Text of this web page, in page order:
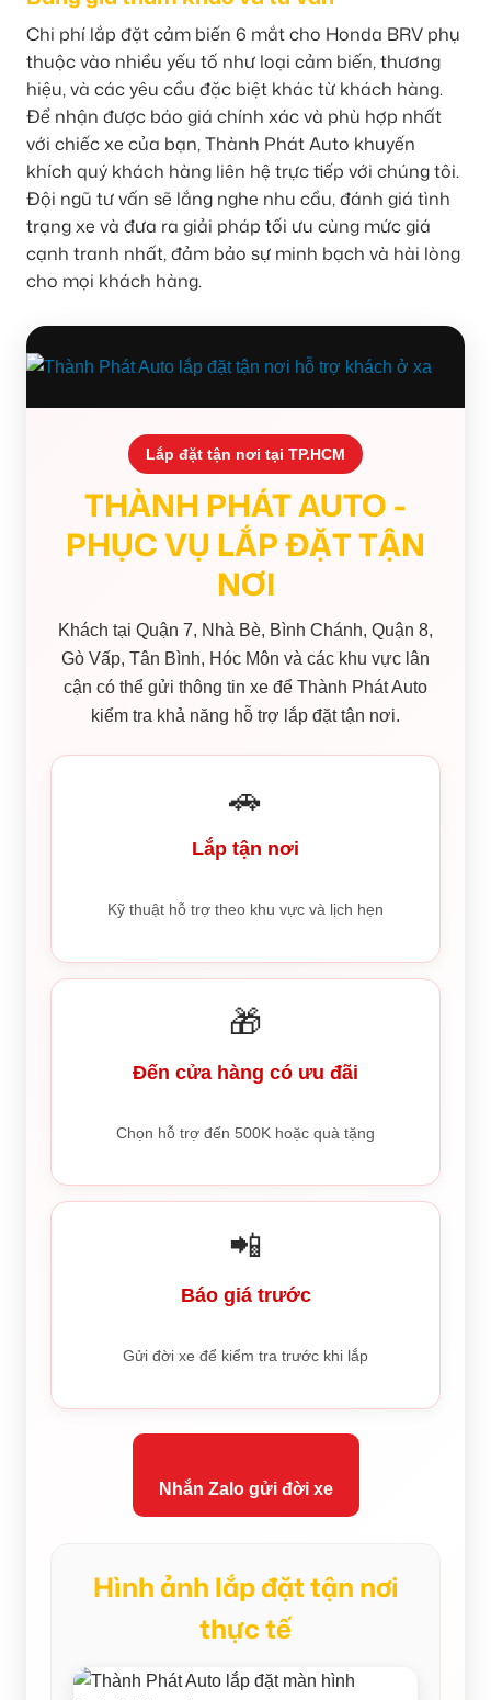
Chi phí lắp đặt cảm biến 6 mắt cho Honda BRV phụ
thuộc vào nhiều yếu tố như loại cảm biến, thương
hiệu, và các yêu cầu đặc biệt khác từ khách hàng.
Để nhận được báo giá chính xác và phù hợp nhất
với chiếc xe của bạn, Thành Phát Auto khuyến
khích quý khách hàng liên hệ trực tiếp với chúng tôi.
Đội ngũ tư vấn sẽ lắng nghe nhu cầu, đánh giá tình
trạng xe và đưa ra giải pháp tối ưu cùng mức giá
cạnh tranh nhất, đảm bảo sự minh bạch và hài lòng
cho mọi khách hàng.
Lắp đặt tận nơi tại TP.HCM
THÀNH PHÁT AUTO -
PHỤC VỤ LẮP ĐẶT TẬN
NƠI
Khách tại Quận 7, Nhà Bè, Bình Chánh, Quận 8,
Gò Vấp, Tân Bình, Hóc Môn và các khu vực lân
cận có thể gửi thông tin xe để Thành Phát Auto
kiểm tra khả năng hỗ trợ lắp đặt tận nơi.
🚗
Lắp tận nơi
Kỹ thuật hỗ trợ theo khu vực và lịch hẹn
🎁
Đến cửa hàng có ưu đãi
Chọn hỗ trợ đến 500K hoặc quà tặng
📲
Báo giá trước
Gửi đời xe để kiểm tra trước khi lắp
Nhắn Zalo gửi đời xe
Hình ảnh lắp đặt tận nơi
thực tế